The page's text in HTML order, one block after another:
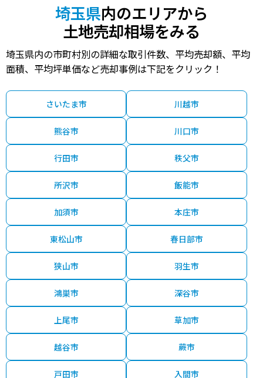
埼玉県内のエリアから
土地売却相場をみる
埼玉県内の市町村別の詳細な取引件数、平均売却額、平均
面積、平均坪単価など売却事例は下記をクリック！
さいたま市 川越市
熊谷市 川口市
行田市 秩父市
所沢市 飯能市
加須市 本庄市
東松山市 春日部市
狭山市 羽生市
鴻巣市 深谷市
上尾市 草加市
越谷市 蕨市
戸田市 入間市